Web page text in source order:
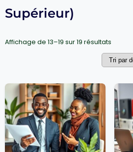
Supérieur)
Affichage de 13–19 sur 19 résultats